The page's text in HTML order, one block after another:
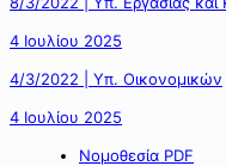
4 Ιουλίου 2025
4/3/2022 | Υπ. Οικονομικών
4 Ιουλίου 2025
Νομοθεσία PDF